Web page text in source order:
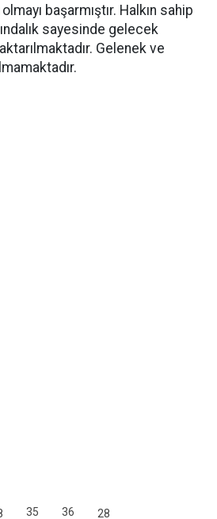
başarmıştır. Halkın sahip
sayesinde gelecek
Gelenek ve
35 36 28